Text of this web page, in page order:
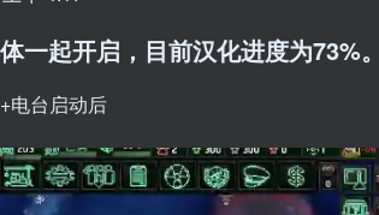
一起开启，目前汉化进度为73%。
电台启动后